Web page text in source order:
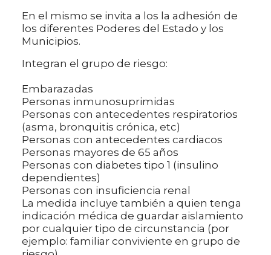
En el mismo se invita a los la adhesión de
los diferentes Poderes del Estado y los
Municipios.
Integran el grupo de riesgo:
Embarazadas
Personas inmunosuprimidas
Personas con antecedentes respiratorios
(asma, bronquitis crónica, etc)
Personas con antecedentes cardiacos
Personas mayores de 65 años
Personas con diabetes tipo 1 (insulino
dependientes)
Personas con insuficiencia renal
La medida incluye también a quien tenga
indicación médica de guardar aislamiento
por cualquier tipo de circunstancia (por
ejemplo: familiar conviviente en grupo de